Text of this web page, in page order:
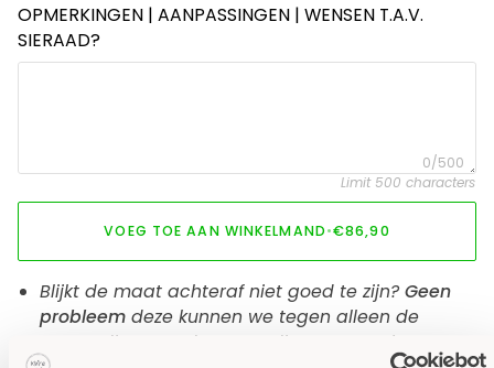
OPMERKINGEN | AANPASSINGEN | WENSEN T.A.V.
SIERAAD?
0/500
Limit 500 characters
VOEG TOE AAN WINKELMAND•€86,90
Blijkt de maat achteraf niet goed te zijn? Geen
probleem deze kunnen we tegen alleen de
vergoeding van de verzendkosten voor je